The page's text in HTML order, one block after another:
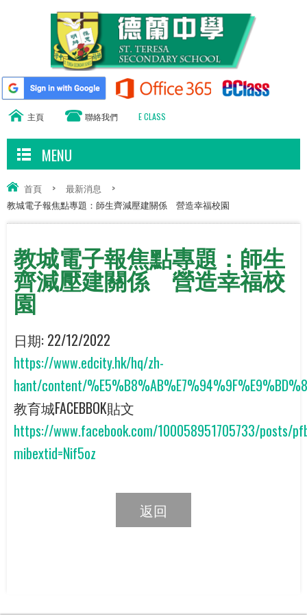
主頁 聯絡我們 E CLASS
MENU
首頁 > 最新消息
>
教城電子報焦點專題：師生齊減壓建關係 營造幸福校園
教城電子報焦點專題：師生
齊減壓建關係 營造幸福校
園
日期: 22/12/2022
https://www.edcity.hk/hq/zh-
hant/content/
教育城FACEBBOK貼文
https://www.facebook.com/100058951705733/posts/
mibextid=Nif5oz
返回